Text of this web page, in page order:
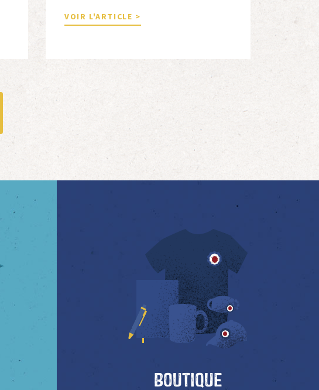
en sauvegardant la mémoire nationale de
la France. Afin d’atteindre cet objectif, Le
amicaux avec de nombreuses associations
qui œuvrent en totalité ou partiellement
VOIR L'ARTICLE >
Boutique